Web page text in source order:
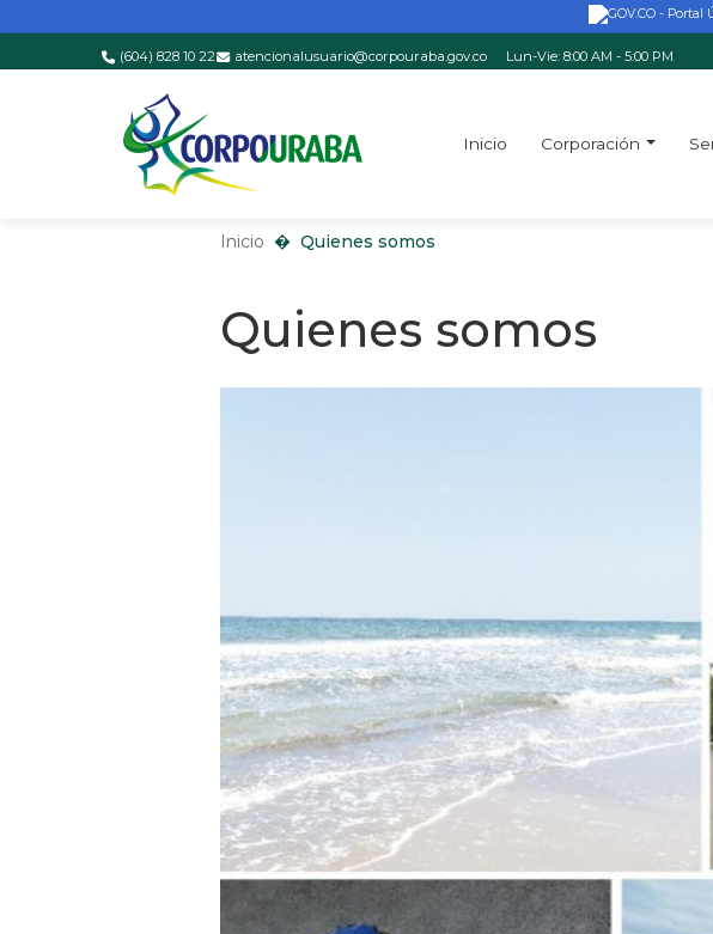
Saltar al contenido principal
(604) 828 10 22 atencionalusuario@corpouraba.gov.co Lun-Vie: 8:00 AM - 5:00 PM
Inicio Corporación
Inicio Quienes somos
Inicio Quienes somos
Quienes somos